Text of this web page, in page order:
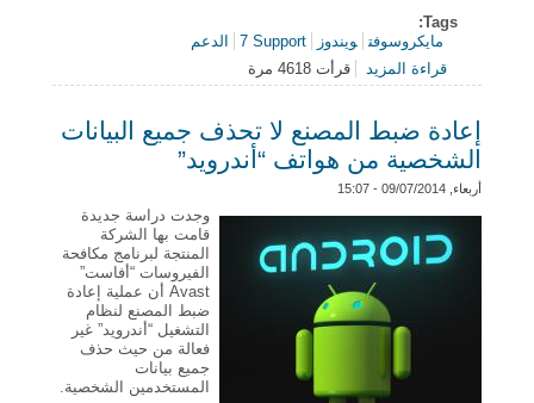
Tags:
مايكروسوفت
ويندوز 7 Support
الدعم
قراءة المزيد
حول “مايكروسوفت” تعلن عن موعد إيقاف الدعم عن
نظام “ويندوز 7″
قرأت 4618 مرة
إعادة ضبط المصنع لا تحذف جميع البيانات
الشخصية من هواتف “أندرويد”
أربعاء, 09/07/2014 - 15:07
وجدت دراسة جديدة
قامت بها الشركة
المنتجة لبرنامج مكافحة
الفيروسات “أفاست”
Avast أن عملية إعادة
ضبط المصنع لنظام
التشغيل “أندرويد” غير
فعالة من حيث حذف
جميع بيانات
المستخدمين الشخصية.